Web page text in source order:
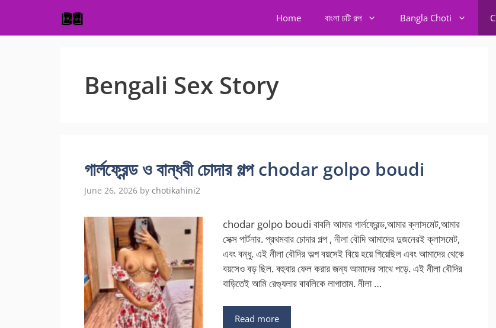
content
Home বাংলা চটি গল্প Bangla Choti
Bengali Sex Story
গার্লফ্রেন্ড ও বান্ধবী চোদার গল্প chodar golpo boudi
June 26, 2026 by chotikahini2
chodar golpo boudi বাবলি আমার গার্লফ্রেন্ড,আমার ক্লাসমেট,আমার
সেক্স পার্টনার. প্রথমবার চোদার গল্প , নীলা বৌদি আমাদের দুজনেরই ক্লাসমেট,
এবং বন্ধু. এই নীলা বৌদির অল্প বয়সেই বিয়ে হয়ে গিয়েছিল এবং আমাদের থেকে
বয়সেও বড় ছিল. বহুবার ফেল করার জন্য আমাদের সাথে পড়ে. এই নীলা বৌদির
বাড়িতেই আমি রেগ্যুলার বাবলিকে লাগাতাম. নীলা …
Read more